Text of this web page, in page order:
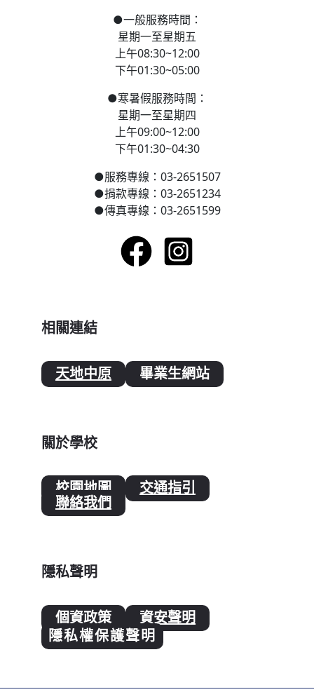
●一般服務時間：
星期一至星期五
上午08:30~12:00
下午01:30~05:00
●寒暑假服務時間：
星期一至星期四
上午09:00~12:00
下午01:30~04:30
●服務專線：03-2651507
●捐款專線：03-2651234
●傳真專線：03-2651599
相關連結
天地中原 畢業生網站
關於學校
校園地圖 交通指引
聯絡我們
隱私聲明
個資政策
資安聲明
隱私權保護聲明